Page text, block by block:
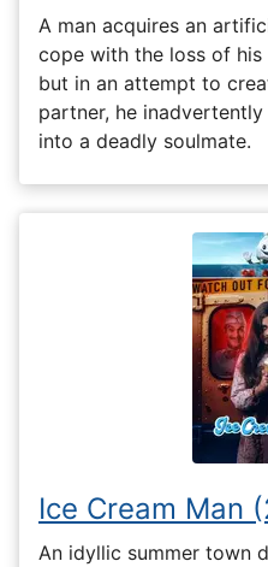
A man acquires an
cope with the loss of
but in an attempt to
partner, he
into a deadly soulmate.
Ice Cream Man
An idyllic summer town